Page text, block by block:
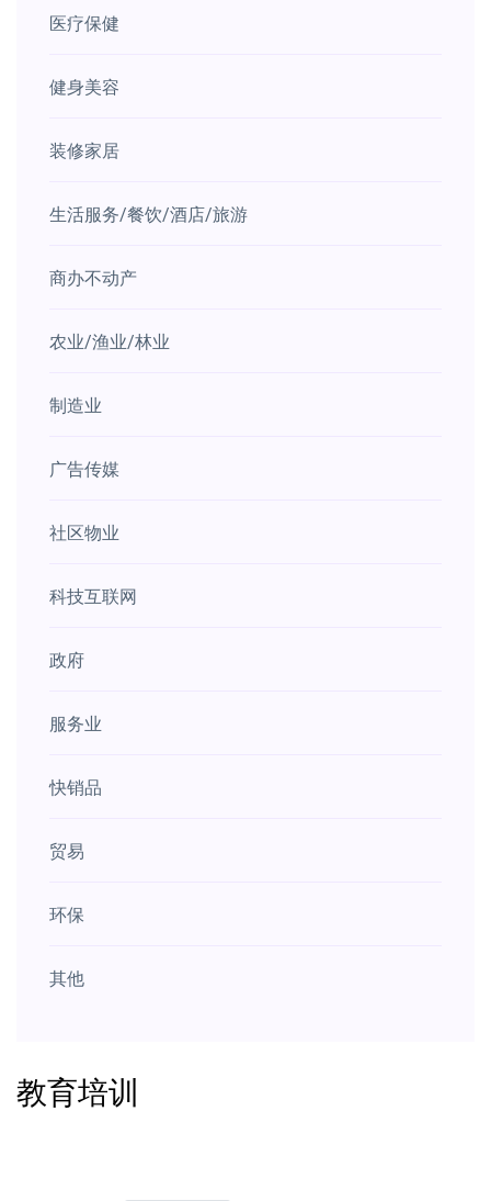
医疗保健
健身美容
装修家居
生活服务/餐饮/酒店/旅游
商办不动产
农业/渔业/林业
制造业
广告传媒
社区物业
科技互联网
政府
服务业
快销品
贸易
环保
其他
教育培训